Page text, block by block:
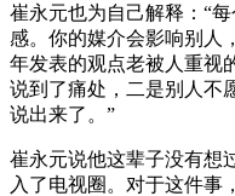
崔永元也为自己解释：“
感。你的媒介会影响别人
年发表的观点老被人重视
说到了痛处，二是别人不
说出来了。”
崔永元说他这辈子没有想
入了电视圈。对于这件事